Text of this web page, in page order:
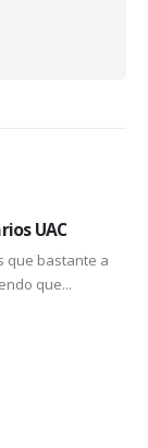
UAC
que bastante a
que...